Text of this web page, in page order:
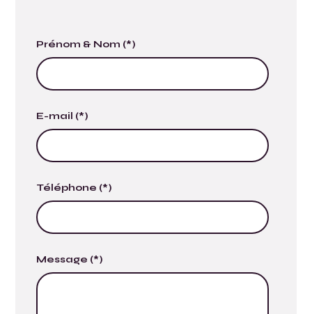
Prénom & Nom (*)
E-mail (*)
Téléphone (*)
Message (*)